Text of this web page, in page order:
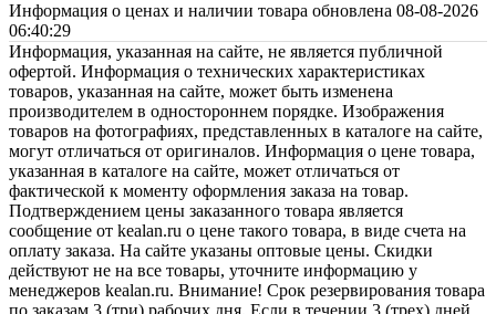
Информация о ценах и наличии товара обновлена 08-08-2026
06:40:29
Информация, указанная на сайте, не является публичной
офертой. Информация о технических характеристиках
товаров, указанная на сайте, может быть изменена
производителем в одностороннем порядке. Изображения
товаров на фотографиях, представленных в каталоге на сайте,
могут отличаться от оригиналов. Информация о цене товара,
указанная в каталоге на сайте, может отличаться от
фактической к моменту оформления заказа на товар.
Подтверждением цены заказанного товара является
сообщение от kealan.ru о цене такого товара, в виде счета на
оплату заказа. На сайте указаны оптовые цены. Скидки
действуют не на все товары, уточните информацию у
менеджеров kealan.ru. Внимание! Срок резервирования товара